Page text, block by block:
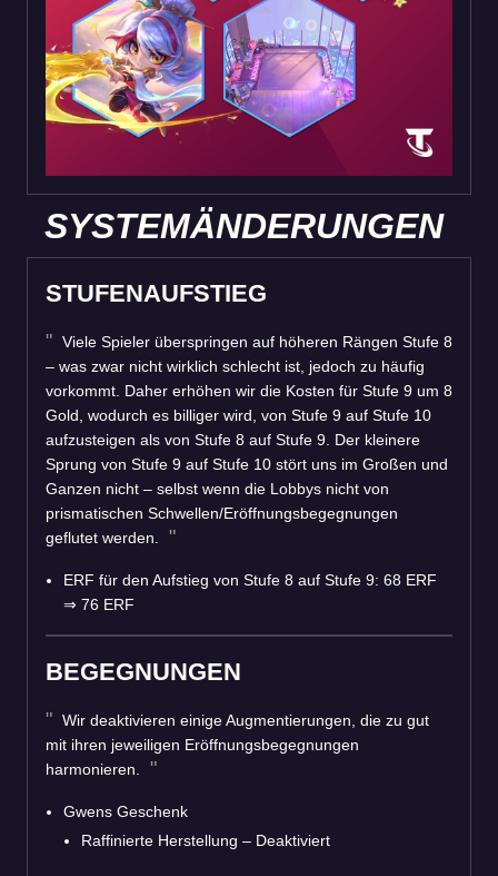
SYSTEMÄNDERUNGEN
STUFENAUFSTIEG
Viele Spieler überspringen auf höheren Rängen Stufe 8
– was zwar nicht wirklich schlecht ist, jedoch zu häufig
vorkommt. Daher erhöhen wir die Kosten für Stufe 9 um 8
Gold, wodurch es billiger wird, von Stufe 9 auf Stufe 10
aufzusteigen als von Stufe 8 auf Stufe 9. Der kleinere
Sprung von Stufe 9 auf Stufe 10 stört uns im Großen und
Ganzen nicht – selbst wenn die Lobbys nicht von
prismatischen Schwellen/Eröffnungsbegegnungen
geflutet werden.
ERF für den Aufstieg von Stufe 8 auf Stufe 9: 68 ERF
⇒ 76 ERF
BEGEGNUNGEN
Wir deaktivieren einige Augmentierungen, die zu gut
mit ihren jeweiligen Eröffnungsbegegnungen
harmonieren.
Gwens Geschenk
Raffinierte Herstellung – Deaktiviert